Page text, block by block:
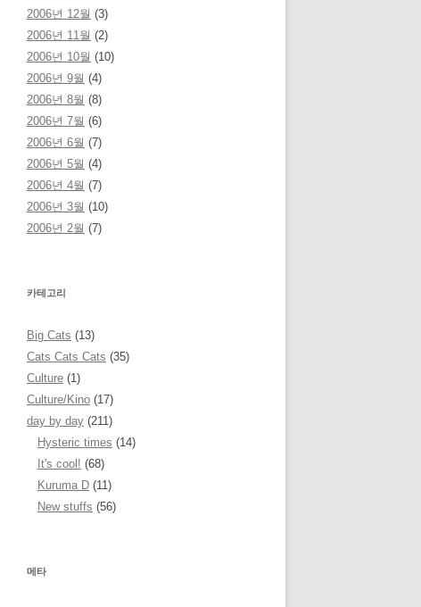
2006년 12월 (3)
2006년 11월 (2)
2006년 10월 (10)
2006년 9월 (4)
2006년 8월 (8)
2006년 7월 (6)
2006년 6월 (7)
2006년 5월 (4)
2006년 4월 (7)
2006년 3월 (10)
2006년 2월 (7)
카테고리
Big Cats (13)
Cats Cats Cats (35)
Culture (1)
Culture/Kino (17)
day by day (211)
Hysteric times (14)
It's cool! (68)
Kuruma D (11)
New stuffs (56)
메타